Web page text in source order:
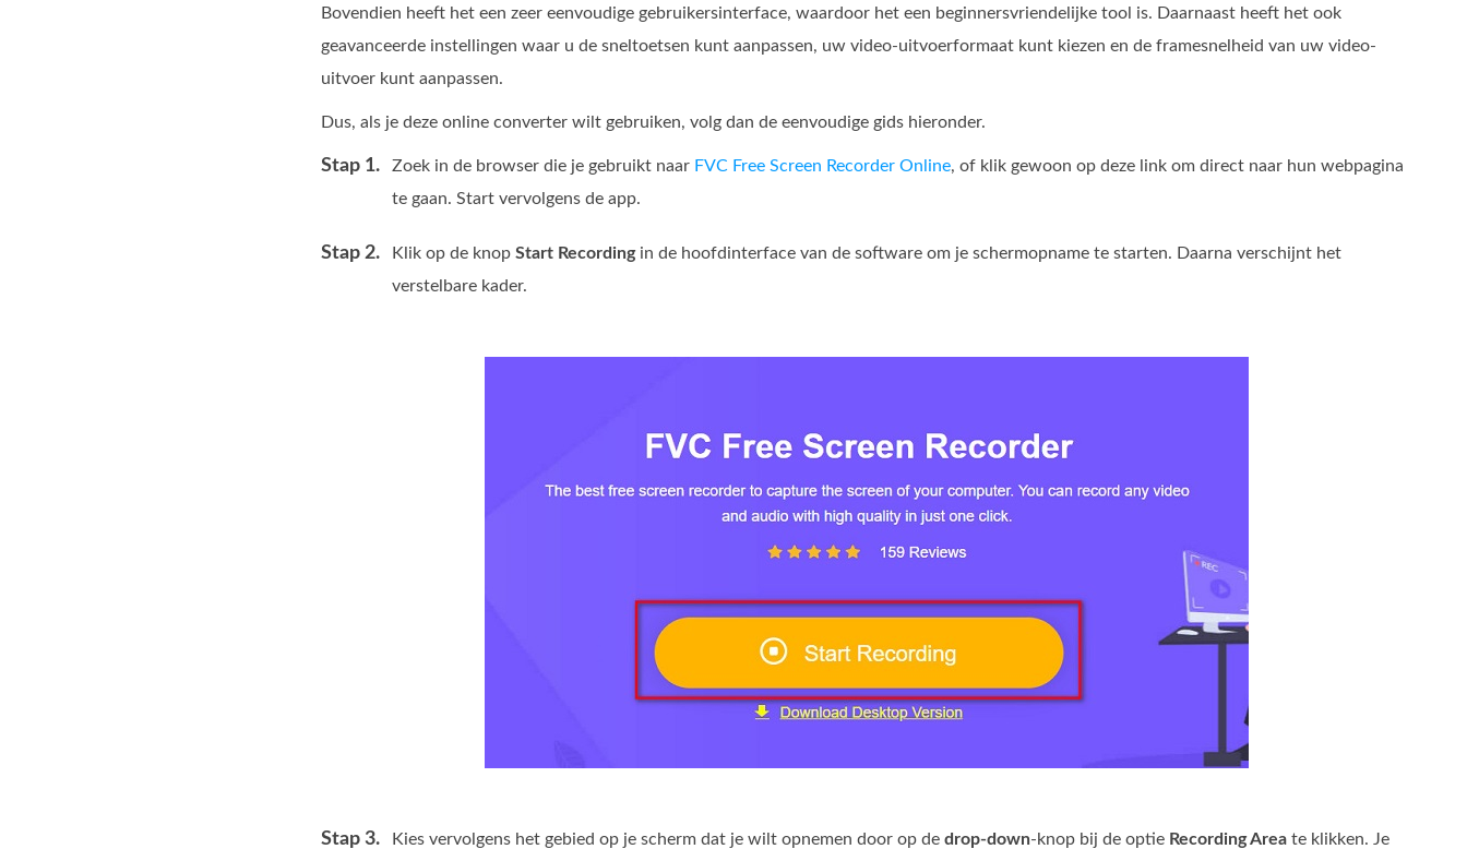
Bovendien heeft het een zeer eenvoudige gebruikersinterface, waardoor het een beginnersvriendelijke tool is. Daarnaast heeft het ook
geavanceerde instellingen waar u de sneltoetsen kunt aanpassen, uw video-uitvoerformaat kunt kiezen en de framesnelheid van uw video-
uitvoer kunt aanpassen.
Dus, als je deze online converter wilt gebruiken, volg dan de eenvoudige gids hieronder.
Stap 1. Zoek in de browser die je gebruikt naar FVC Free Screen Recorder Online, of klik gewoon op deze link om direct naar hun webpagina
te gaan. Start vervolgens de app.
Stap 2. Klik op de knop Start Recordingin de hoofdinterface van de software om je schermopname te starten. Daarna verschijnt het
verstelbare kader.
Stap 3. Kies vervolgens het gebied op je scherm dat je wilt opnemen door op de drop-down-knop bij de optie Recording Area te klikken. Je